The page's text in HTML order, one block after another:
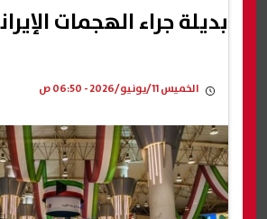
بديلة جراء الهجمات
الخميس 11/يونيو/2026 - 06:50 ص